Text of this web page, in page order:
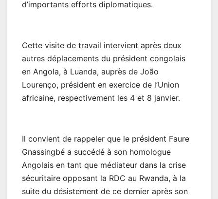
d’importants efforts diplomatiques.
Cette visite de travail intervient après deux
autres déplacements du président congolais
en Angola, à Luanda, auprès de João
Lourenço, président en exercice de l’Union
africaine, respectivement les 4 et 8 janvier.
Il convient de rappeler que le président Faure
Gnassingbé a succédé à son homologue
Angolais en tant que médiateur dans la crise
sécuritaire opposant la RDC au Rwanda, à la
suite du désistement de ce dernier après son